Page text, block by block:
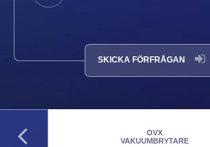
SKICKA FÖRFRÅGAN
OVX
VAKUUMBRYTARE